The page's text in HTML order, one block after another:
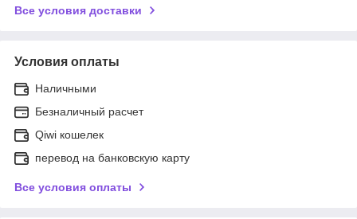
Все условия доставки
Условия оплаты
Наличными
Безналичный расчет
Qiwi кошелек
перевод на банковскую карту
Все условия оплаты